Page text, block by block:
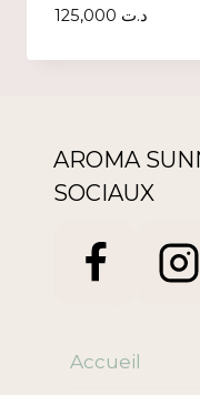
د.ت
AROMA
SOCIAUX
Accueil